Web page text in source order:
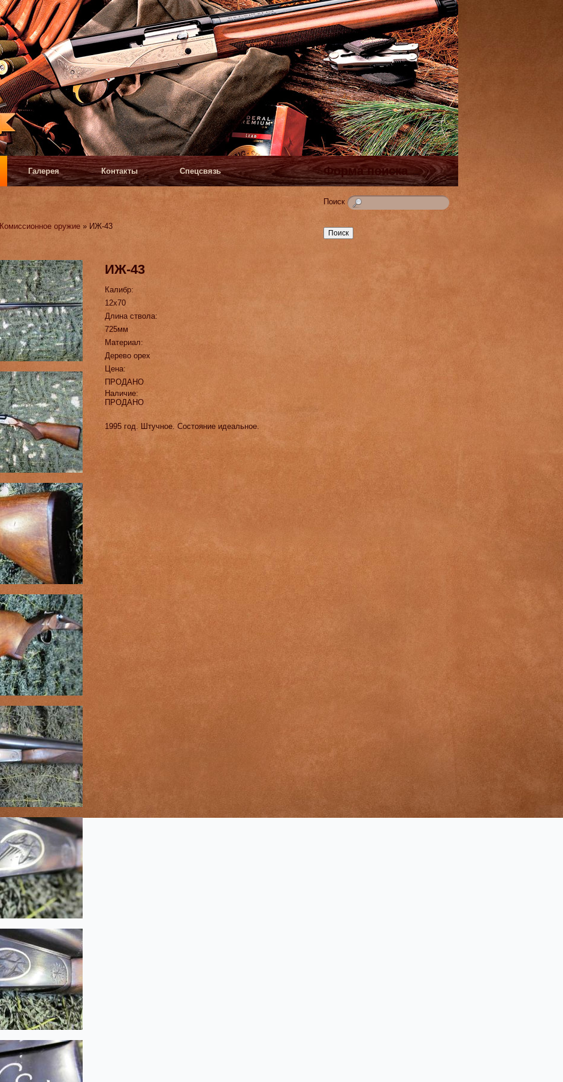
Форма поиска
Поиск
Галерея Контакты Спецсвязь
Комиссионное оружие » ИЖ-43
ИЖ-43
Калибр:
12х70
Длина ствола:
725мм
Материал:
Дерево орех
Цена:
ПРОДАНО
Наличие:
ПРОДАНО
1995 год. Штучное. Состояние идеальное.